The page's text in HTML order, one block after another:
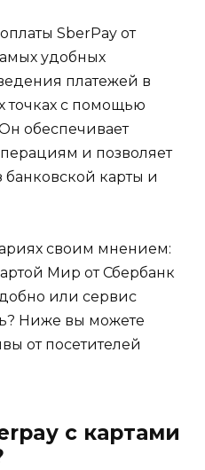
SberPay от
удобных
платежей в
точках с помощью
обеспечивает
и позволяет
карты и
своим мнением:
Мир от Сбербанк
или сервис
Ниже вы можете
от посетителей
с картами